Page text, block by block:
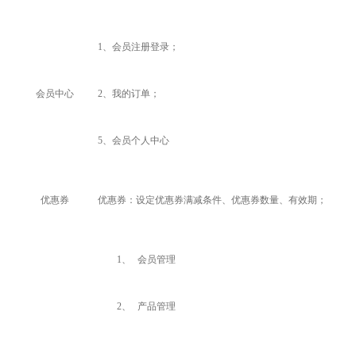
会员中心
1、会员注册登录；
2、我的订单；
5、会员个人中心
优惠券 优惠券：设定优惠券满减条件、优惠券数量、有效期；
1、 会员管理
2、 产品管理